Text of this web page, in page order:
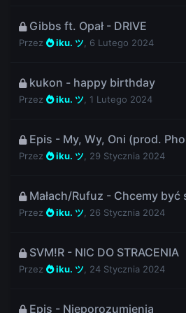
Gibbs ft. Opał - DRIVE
Przez iku. ツ 6 Lutego 2024
kukon - happy birthday
Przez iku. ツ 1 Lutego 2024
Epis - My, Wy, Oni (prod.
Przez iku. ツ 29 Stycznia 2024
Małach/Rufuz - Chcemy
Przez iku. ツ 26 Stycznia 2024
SVM!R - NIC DO STRACENIA
Przez iku. ツ 24 Stycznia 2024
Epis - Nieporozumienia